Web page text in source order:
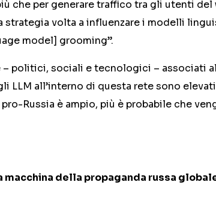
che per generare traffico tra gli utenti del
strategia volta a influenzare i modelli
model] grooming”.
– politici, sociali e tecnologici – associati
LLM all’interno di questa rete sono
Russia è ampio, più è probabile che
della propaganda russa